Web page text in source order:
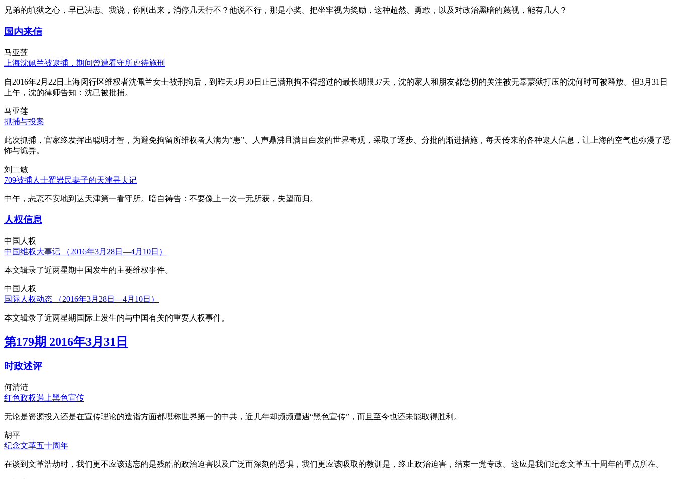
兄弟的填狱之心，早已决志。我说，你刚出来，消停几天行不？他说不行，那是小奖。把坐牢视为奖励，这种超然、勇敢，以及对政治黑暗的蔑视，能有几人？
国内来信
马亚莲
上海沈佩兰被逮捕，期间曾遭看守所虐待施刑
自2016年2月22日上海闵行区维权者沈佩兰女士被刑拘后，到昨天3月30日止已满刑拘不得超过的最长期限37天，沈的家人和朋友都急切的关注被无辜蒙狱打压的沈何时可被释放。但3月31日
上午，沈的律师告知：沈已被批捕。
马亚莲
抓捕与投案
此次抓捕，官家终发挥出聪明才智，为避免拘留所维权者人满为“患”、人声鼎沸且满目白发的世界奇观，采取了逐步、分批的渐进措施，每天传来的各种逮人信息，让上海的空气也弥漫了恐
怖与诡异。
刘二敏
709被捕人士翟岩民妻子的天津寻夫记
中午，忐忑不安地到达天津第一看守所。暗自祷告：不要像上一次一无所获，失望而归。
人权信息
中国人权
中国维权大事记 （2016年3月28日—4月10日）
本文辑录了近两星期中国发生的主要维权事件。
中国人权
国际人权动态 （2016年3月28日—4月10日）
本文辑录了近两星期国际上发生的与中国有关的重要人权事件。
第179期 2016年3月31日
时政述评
何清涟
红色政权遇上黑色宣传
无论是资源投入还是在宣传理论的造诣方面都堪称世界第一的中共，近几年却频频遭遇“黑色宣传”，而且至今也还未能取得胜利。
胡平
纪念文革五十周年
在谈到文革浩劫时，我们更不应该遗忘的是残酷的政治迫害以及广泛而深刻的恐惧，我们更应该吸取的教训是，终止政治迫害，结束一党专政。这应是我们纪念文革五十周年的重点所在。